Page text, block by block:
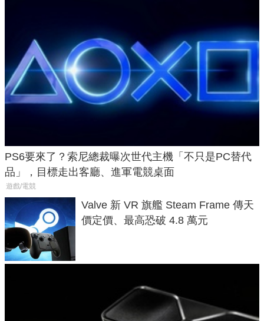
PS6要來了？索尼總裁曝次世代主機「不只是PC替代
品」，目標走出客廳、進軍電競桌面
遊戲/電競
Valve 新 VR 旗艦 Steam Frame 傳天
價定價、最高恐破 4.8 萬元